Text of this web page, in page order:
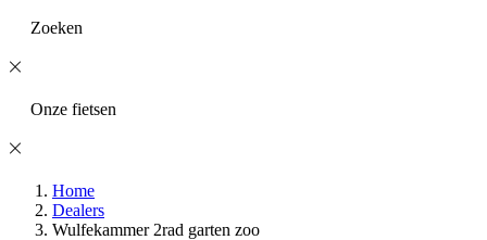
Zoeken
Onze fietsen
Home
Dealers
Wulfekammer 2rad garten zoo